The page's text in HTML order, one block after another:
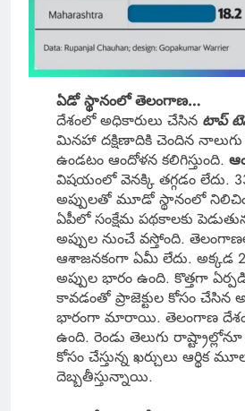
ఏడో స్థానంలో తెలంగాణ…
దేశంలో అధికారులు చేసిన టాప్
మినహా దక్షిణాదికి చెందిన నాలుగు
ఉండటం ఆందోళన కలిగిస్తుంది.
విషయంలో వెనక్కి తగ్గడం లేదు.
అప్పులతో మూడో స్థానంలో
ఏపీలో సంక్షేమ పథకాలకు
అప్పుల నుంచే వస్తోంది.
ఆశాజనకంగా ఏమీ లేదు. అక్కడ
అప్పుల భారం ఉంది. కొత్తగా
కావడంతో ప్రాజెక్టుల కోసం చేసిన
భారంగా మారాయి. తెలంగాణ
ఉంది. రెండు తెలుగు
కోసం చేస్తున్న ఖర్చులు ఆర్థిక
దెబ్బతీస్తున్నాయి.